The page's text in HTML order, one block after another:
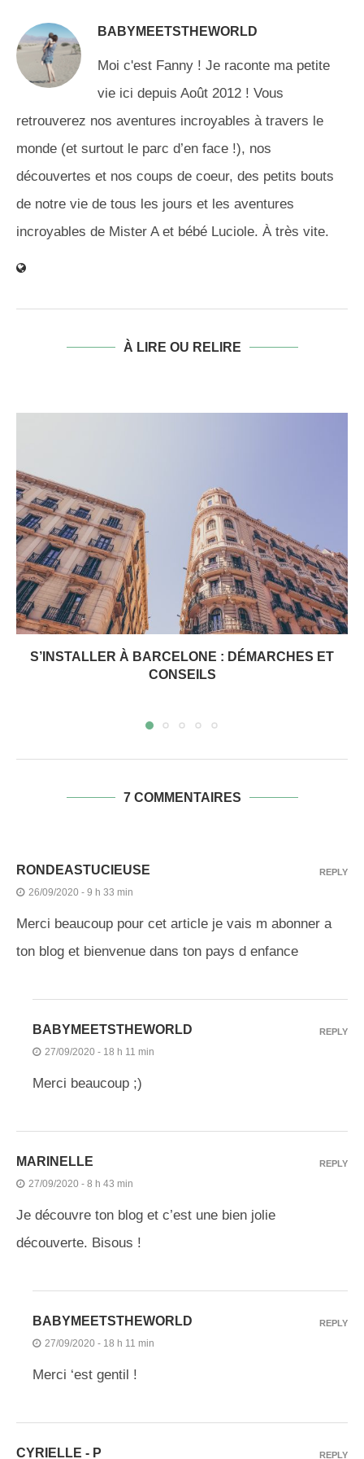
BABYMEETSTHEWORLD
Moi c'est Fanny ! Je raconte ma petite
vie ici depuis Août 2012 ! Vous
retrouverez nos aventures incroyables à travers le
monde (et surtout le parc d’en face !), nos
découvertes et nos coups de coeur, des petits bouts
de notre vie de tous les jours et les aventures
incroyables de Mister A et bébé Luciole. À très vite.
À LIRE OU RELIRE
S’INSTALLER À BARCELONE : DÉMARCHES ET
CONSEILS
7 COMMENTAIRES
RONDEASTUCIEUSE
26/09/2020 - 9 h 33 min
Merci beaucoup pour cet article je vais m abonner a
ton blog et bienvenue dans ton pays d enfance
REPLY
BABYMEETSTHEWORLD
27/09/2020 - 18 h 11 min
Merci beaucoup ;)
REPLY
MARINELLE
27/09/2020 - 8 h 43 min
Je découvre ton blog et c’est une bien jolie
découverte. Bisous !
REPLY
BABYMEETSTHEWORLD
27/09/2020 - 18 h 11 min
Merci ‘est gentil !
REPLY
CYRIELLE - P REPLY